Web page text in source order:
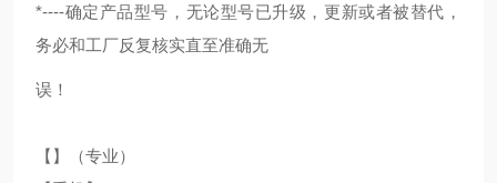
*----确定产品型号，无论型号已升级，更新或者被替代，
务必和工厂反复核实直至准确无
误！
【】（专业）